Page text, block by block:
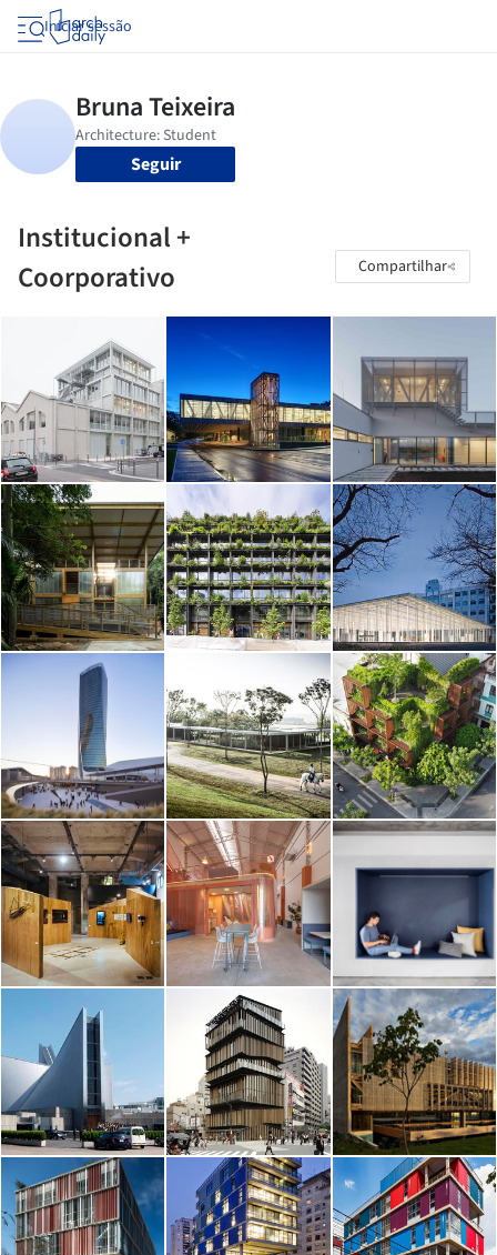
Iniciar sessão
Seguir
Institucional +
Coorporativo
Compartilhar